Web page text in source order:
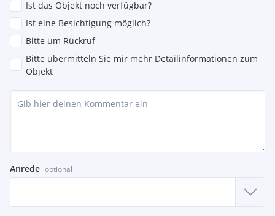
Ist das Objekt noch verfügbar?
Ist eine Besichtigung möglich?
Bitte um Rückruf
Bitte übermitteln Sie mir mehr Detailinformationen zum
Objekt
Anrede optional